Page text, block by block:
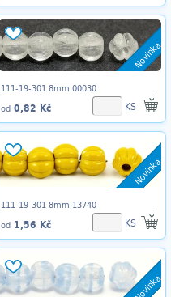
Novinka
111-19-301 8mm 00030
od 0,82 Kč KS
Novinka
111-19-301 8mm 13740
od 1,56 Kč KS
Novinka